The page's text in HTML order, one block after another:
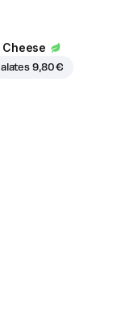
Cheese
alates 9,80 €